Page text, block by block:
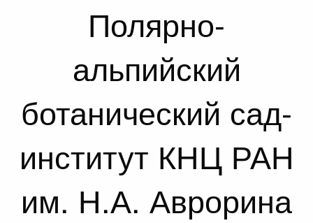
Полярно-
альпийский
ботанический сад-
институт КНЦ РАН
им. Н.А. Аврорина